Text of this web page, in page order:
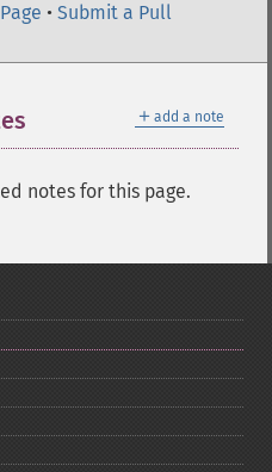
• Submit a Pull
＋ add a note
notes for this page.